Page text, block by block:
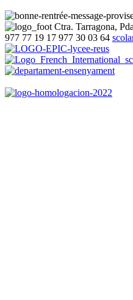
Ctra. Tarragona,
977 77 19 17 977 30 03 64